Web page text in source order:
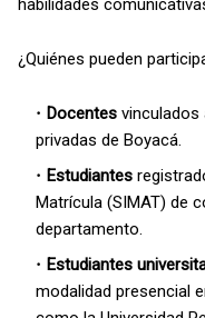
habilidades
¿Quiénes pueden
Docentes vinculados
privadas de Boyacá.
Estudiantes
Matrícula (SIMAT) de
departamento.
Estudiantes
modalidad presencial